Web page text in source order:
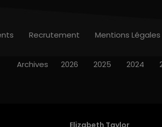
Elizabeth Taylor
Recrutement Mentions Légales
Archives 2026 2025 2024